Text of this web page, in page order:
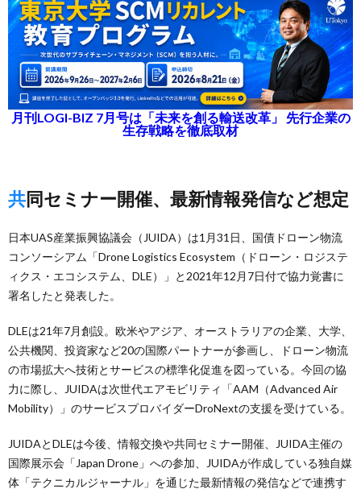
月刊LOGI-BIZ 7月号は「未来を創る輸送改革」 先行企業の
生存戦略を徹底取材
共同セミナー開催、最新情報発信など想定
日本UAS産業振興協議会（JUIDA）は1月31日、国債ドローン物流
コンソーシアム「Drone Logistics Ecosystem（ドローン・ロジステ
ィクス・エコシステム、DLE）」と2021年12月7日付で協力覚書に
署名したと発表した。
DLEは21年7月創設。欧米やアジア、オーストラリアの企業、大学、
公共機関、投資家など20の国際パートナーが参画し、ドローン物流
の市場拡大へ技術とサービスの標準化促進を図っている。今回の協
力に際し、JUIDAは次世代エアモビリティ「AAM（Advanced Air
Mobility）」のサービスプロバイダーDroNextの支援を受けている。
JUIDAとDLEは今後、情報交換や共同セミナー開催、JUIDA主催の
国際展示会「Japan Drone」への参加、JUIDAが作成している独自媒
体「テクニカルジャーナル」を通じた最新情報の発信などで連携す